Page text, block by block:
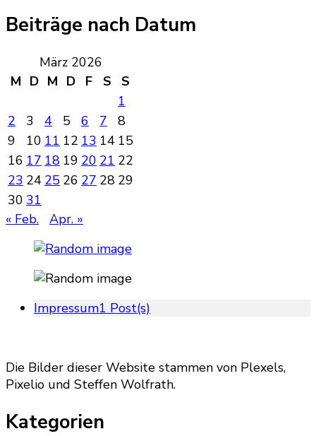
Beiträge nach Datum
März 2026
M D M D F S
S
1
2
3 4 5 6 7
8
9
10 11 12 13 14 15
16 17 18 19 20 21 22
23 24 25 26 27 28 29
30 31
« Feb.
Apr. »
Impressum1 Post(s)
Die Bilder dieser Website stammen von Plexels,
Pixelio und Steffen Wolfrath.
Kategorien